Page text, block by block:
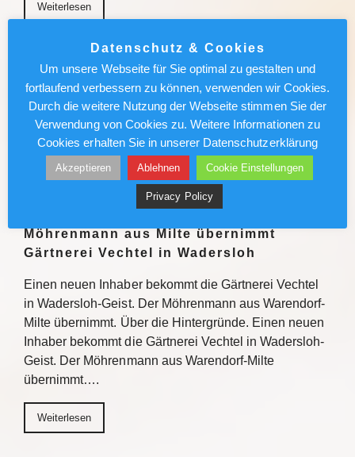
Weiterlesen
München News : Absolut sehenswert!
„Carmen“ im Deutschen Theater
Enrique Gasa Valga verbindet Bizet und Mérimée
überraschend und sinnlich zu temporeichem
Tanztheater Weiterlesen
Weiterlesen
Möhrenmann aus Milte übernimmt
Gärtnerei Vechtel in Wadersloh
Einen neuen Inhaber bekommt die Gärtnerei Vechtel
in Wadersloh-Geist. Der Möhrenmann aus Warendorf-
Milte übernimmt. Über die Hintergründe. Einen neuen
Inhaber bekommt die Gärtnerei Vechtel in Wadersloh-
Geist. Der Möhrenmann aus Warendorf-Milte
übernimmt….
Weiterlesen
Datenschutz & Cookies
Um unsere Webseite für Sie optimal zu gestalten und
fortlaufend verbessern zu können, verwenden wir Cookies.
Durch die weitere Nutzung der Webseite stimmen Sie der
Verwendung von Cookies zu. Weitere Informationen zu
Cookies erhalten Sie in unserer Datenschutzerklärung
Akzeptieren Ablehnen Cookie Einstellungen
Privacy Policy